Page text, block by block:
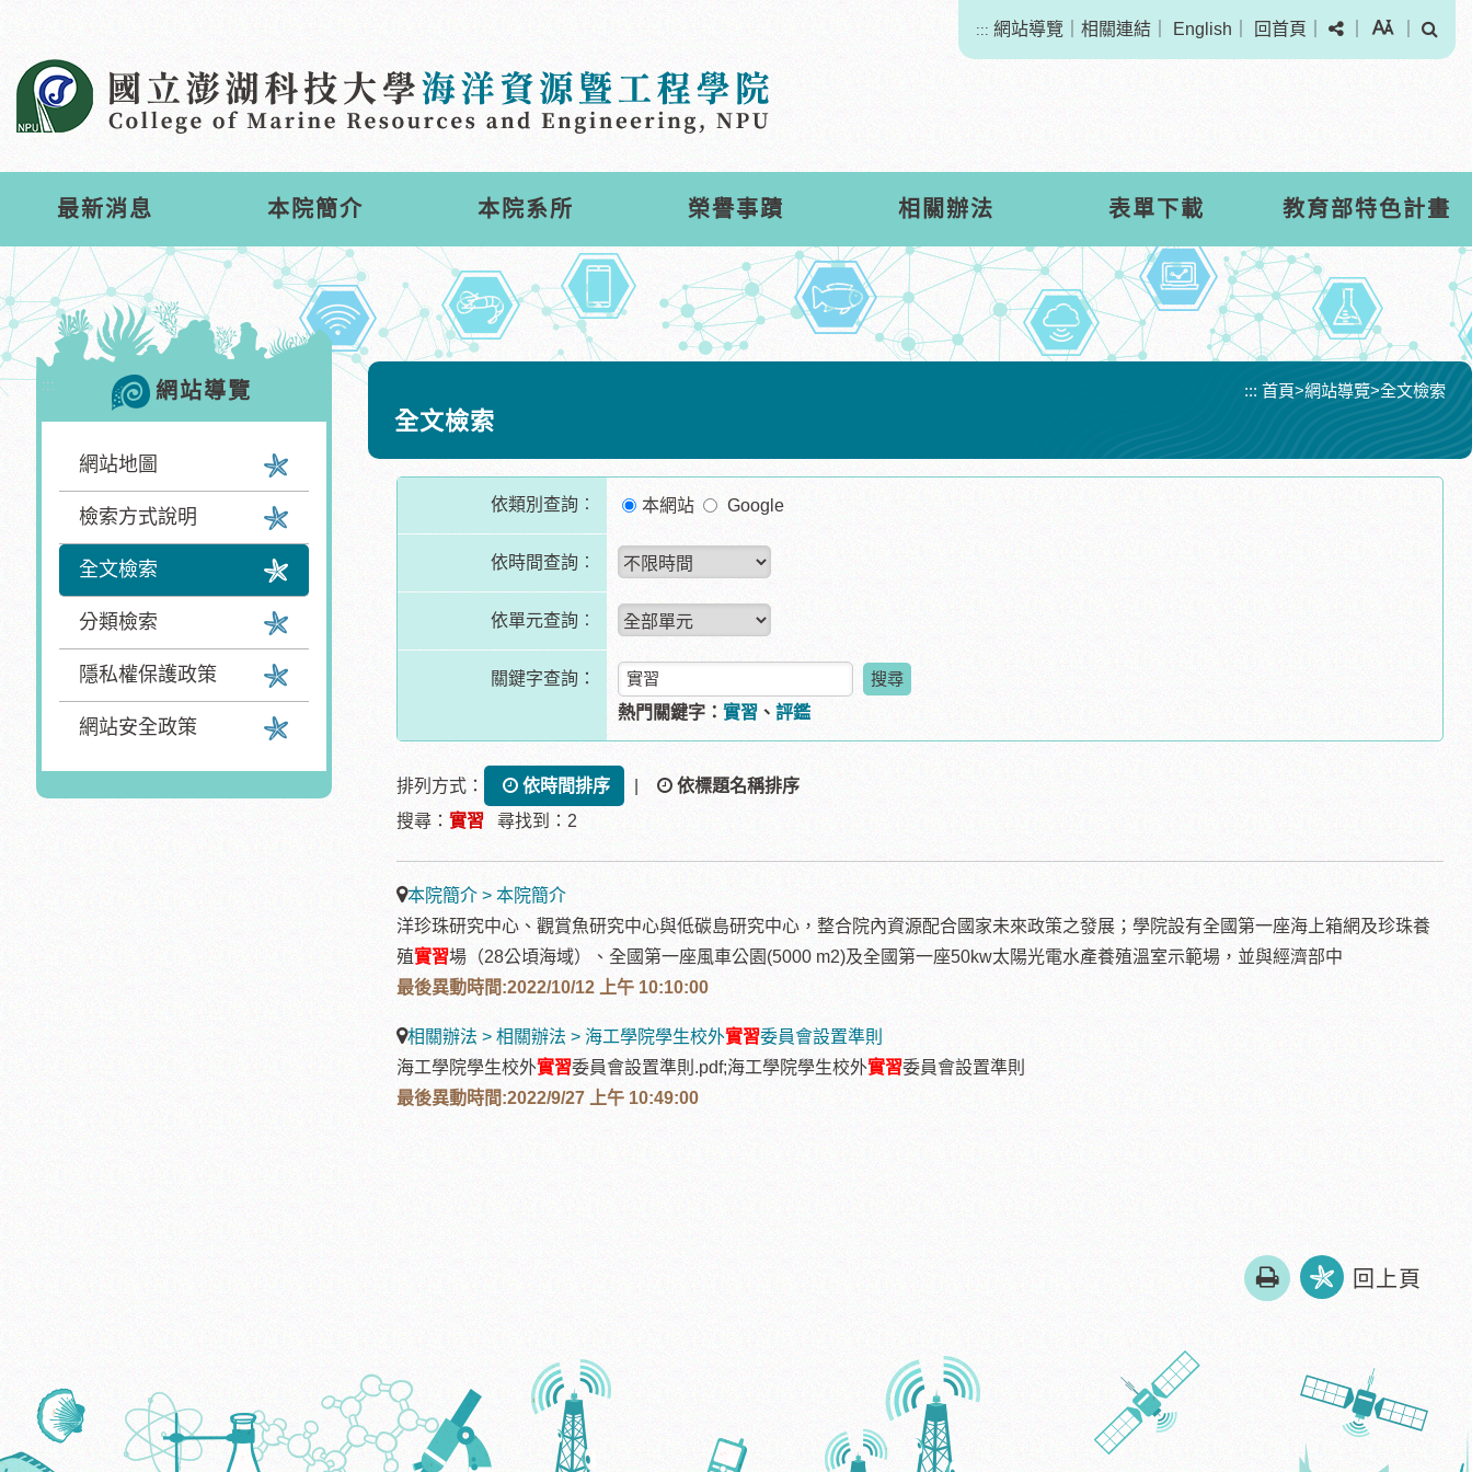
區
::: 網站導覽 相關連結 English 回首頁 分享 字級
最新消息 本院簡介 本院系所 榮譽事蹟 相關辦法 表單下載 教育部特色計畫
::: 網站導覽
網站地圖
檢索方式說明
全文檢索
分類檢索
隱私權保護政策
網站安全政策
::: 首頁>網站導覽>全文檢索
全文檢索
依類別查詢︰ 依類別查詢︰
本網站 Google
依時間查詢︰
依單元查詢︰
關鍵字查詢：
熱門關鍵字： 實習 、 評鑑
排列方式： 依時間排序
依標題名稱排序
搜尋： 實習 尋找到：2
本院簡介 > 本院簡介
洋珍珠研究中心、觀賞魚研究中心與低碳島研究中心，整合院內資源配合國家未來政策之發展；學院設有全國第一座海上箱網及珍珠養
殖實習場（28公頃海域）、全國第一座風車公園(5000 m2)及全國第一座50kw太陽光電水產養殖溫室示範場，並與經濟部中
最後異動時間:2022/10/12 上午 10:10:00
相關辦法 > 相關辦法 > 海工學院學生校外實習委員會設置準則
海工學院學生校外實習委員會設置準則.pdf;海工學院學生校外實習委員會設置準則
最後異動時間:2022/9/27 上午 10:49:00
友
善
回上頁